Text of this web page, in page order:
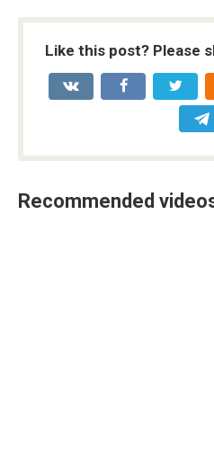
Like this post? Please
Recommended